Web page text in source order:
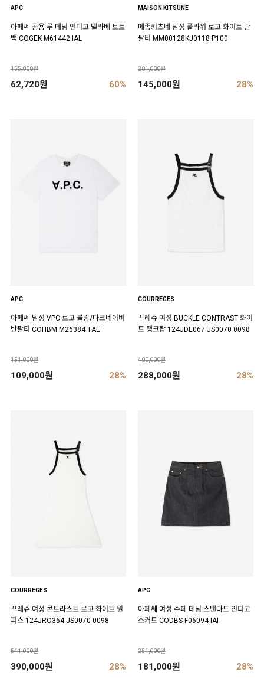
APC
아페쎄 공용 루 데님 인디고 델라베 토트
백 COGEK M61442 IAL
155,000원
62,720원 60%
MAISON KITSUNE
메종키츠네 남성 플라워 로고 화이트 반
팔티 MM00128KJ0118 P100
201,000원
145,000원 28%
APC
아페쎄 남성 VPC 로고 블랑/다크네이비
반팔티 COHBM M26384 TAE
151,000원
109,000원 28%
COURREGES
꾸레쥬 여성 BUCKLE CONTRAST 화이
트 탱크탑 124JDE067 JS0070 0098
400,000원
288,000원 28%
COURREGES
꾸레쥬 여성 콘트라스트 로고 화이트 원
피스 124JRO364 JS0070 0098
541,000원
390,000원 28%
APC
아페쎄 여성 주페 데님 스탠다드 인디고
스커트 CODBS F06094 IAI
251,000원
181,000원 28%